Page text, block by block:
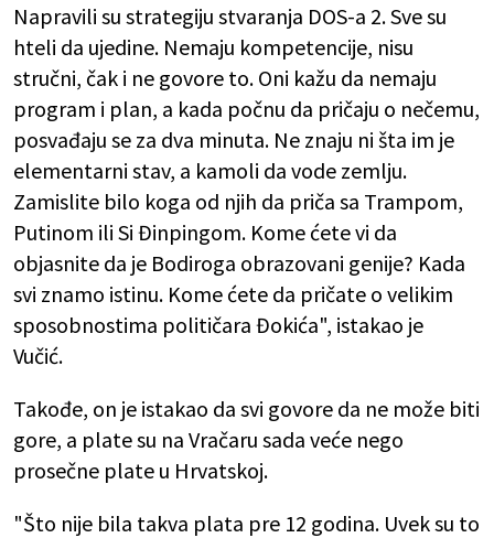
Napravili su strategiju stvaranja DOS-a 2. Sve su
hteli da ujedine. Nemaju kompetencije, nisu
stručni, čak i ne govore to. Oni kažu da nemaju
program i plan, a kada počnu da pričaju o nečemu,
posvađaju se za dva minuta. Ne znaju ni šta im je
elementarni stav, a kamoli da vode zemlju.
Zamislite bilo koga od njih da priča sa Trampom,
Putinom ili Si Đinpingom. Kome ćete vi da
objasnite da je Bodiroga obrazovani genije? Kada
svi znamo istinu. Kome ćete da pričate o velikim
sposobnostima političara Đokića", istakao je
Vučić.
Takođe, on je istakao da svi govore da ne može biti
gore, a plate su na Vračaru sada veće nego
prosečne plate u Hrvatskoj.
"Što nije bila takva plata pre 12 godina. Uvek su to